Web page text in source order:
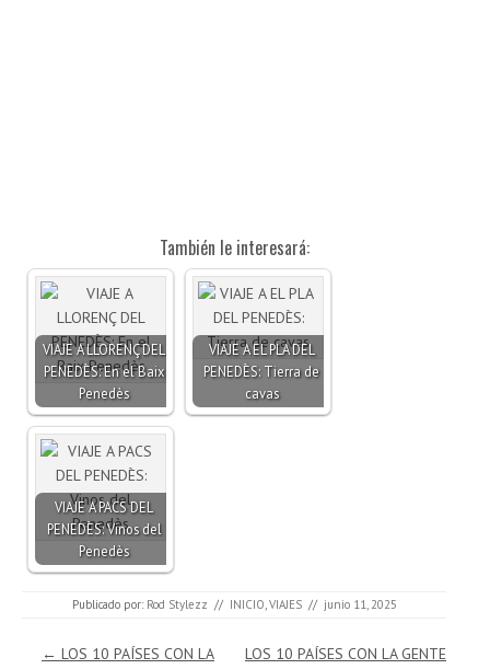
También le interesará:
VIAJE A LLORENÇ DEL
PENEDÈS: En el Baix
Penedès
VIAJE A EL PLA DEL
PENEDÈS: Tierra de
cavas
VIAJE A PACS DEL
PENEDÈS: Vinos del
Penedès
Publicado por: Rod Stylezz // INICIO VIAJES // junio 11, 2025
Navegación de entradas
← LOS 10 PAÍSES CON LA
LOS 10 PAÍSES CON LA GENTE